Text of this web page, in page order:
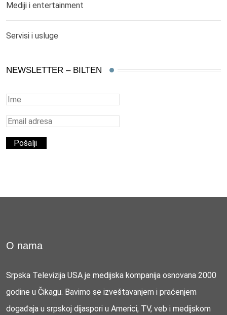
Mediji i entertainment
Servisi i usluge
NEWSLETTER – BILTEN
O nama
Srpska Televizija USA je medijska kompanija osnovana 2000
godine u Čikagu. Bavimo se izveštavanjem i praćenjem
događaja u srpskoj dijaspori u Americi, TV, veb i medijskom